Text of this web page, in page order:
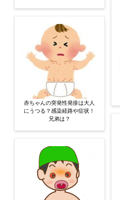
赤ちゃんの突発性発疹は大人
にうつる？感染経路や症状！
兄弟は？